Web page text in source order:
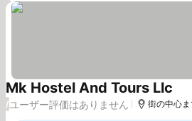
Mk Hostel And Tours Llc
/ユーザー評価はありません 街の中心